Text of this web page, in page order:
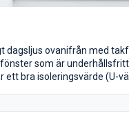
dagsljus ovanifrån med
som är
ett bra isoleringsvärde (U-